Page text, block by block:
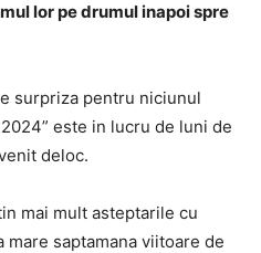
lor pe drumul inapoi spre
surpriza pentru niciunul
este in lucru de luni de
deloc.
mai mult asteptarile cu
mare saptamana viitoare de